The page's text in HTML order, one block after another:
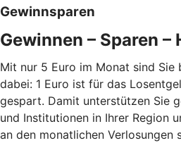
Gewinnsparen
Gewinnen – Sparen –
Mit nur 5 Euro im Monat sind Sie
dabei: 1 Euro ist für das
gespart. Damit unterstützen Sie
und Institutionen in Ihrer Region
an den monatlichen Verlosungen